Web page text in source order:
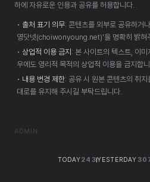
하에 자유로운 인용과 공유를 허용합니다.
• 출처 표기 의무: 콘텐츠를 외부로 공유하거
영닷넷(choiwonyoung.net)'을 명확히 밝혀
• 상업적 이용 금지 : 본 사이트의 텍스트, 이
우에도 영리적 목적의 상업적 이용을 금지합
• 내용 변경 제한: 공유 시 원본 콘텐츠의 취
대로를 유지해 주시길 부탁드립니다.
ADMIN
TODAY243YESTERDAY